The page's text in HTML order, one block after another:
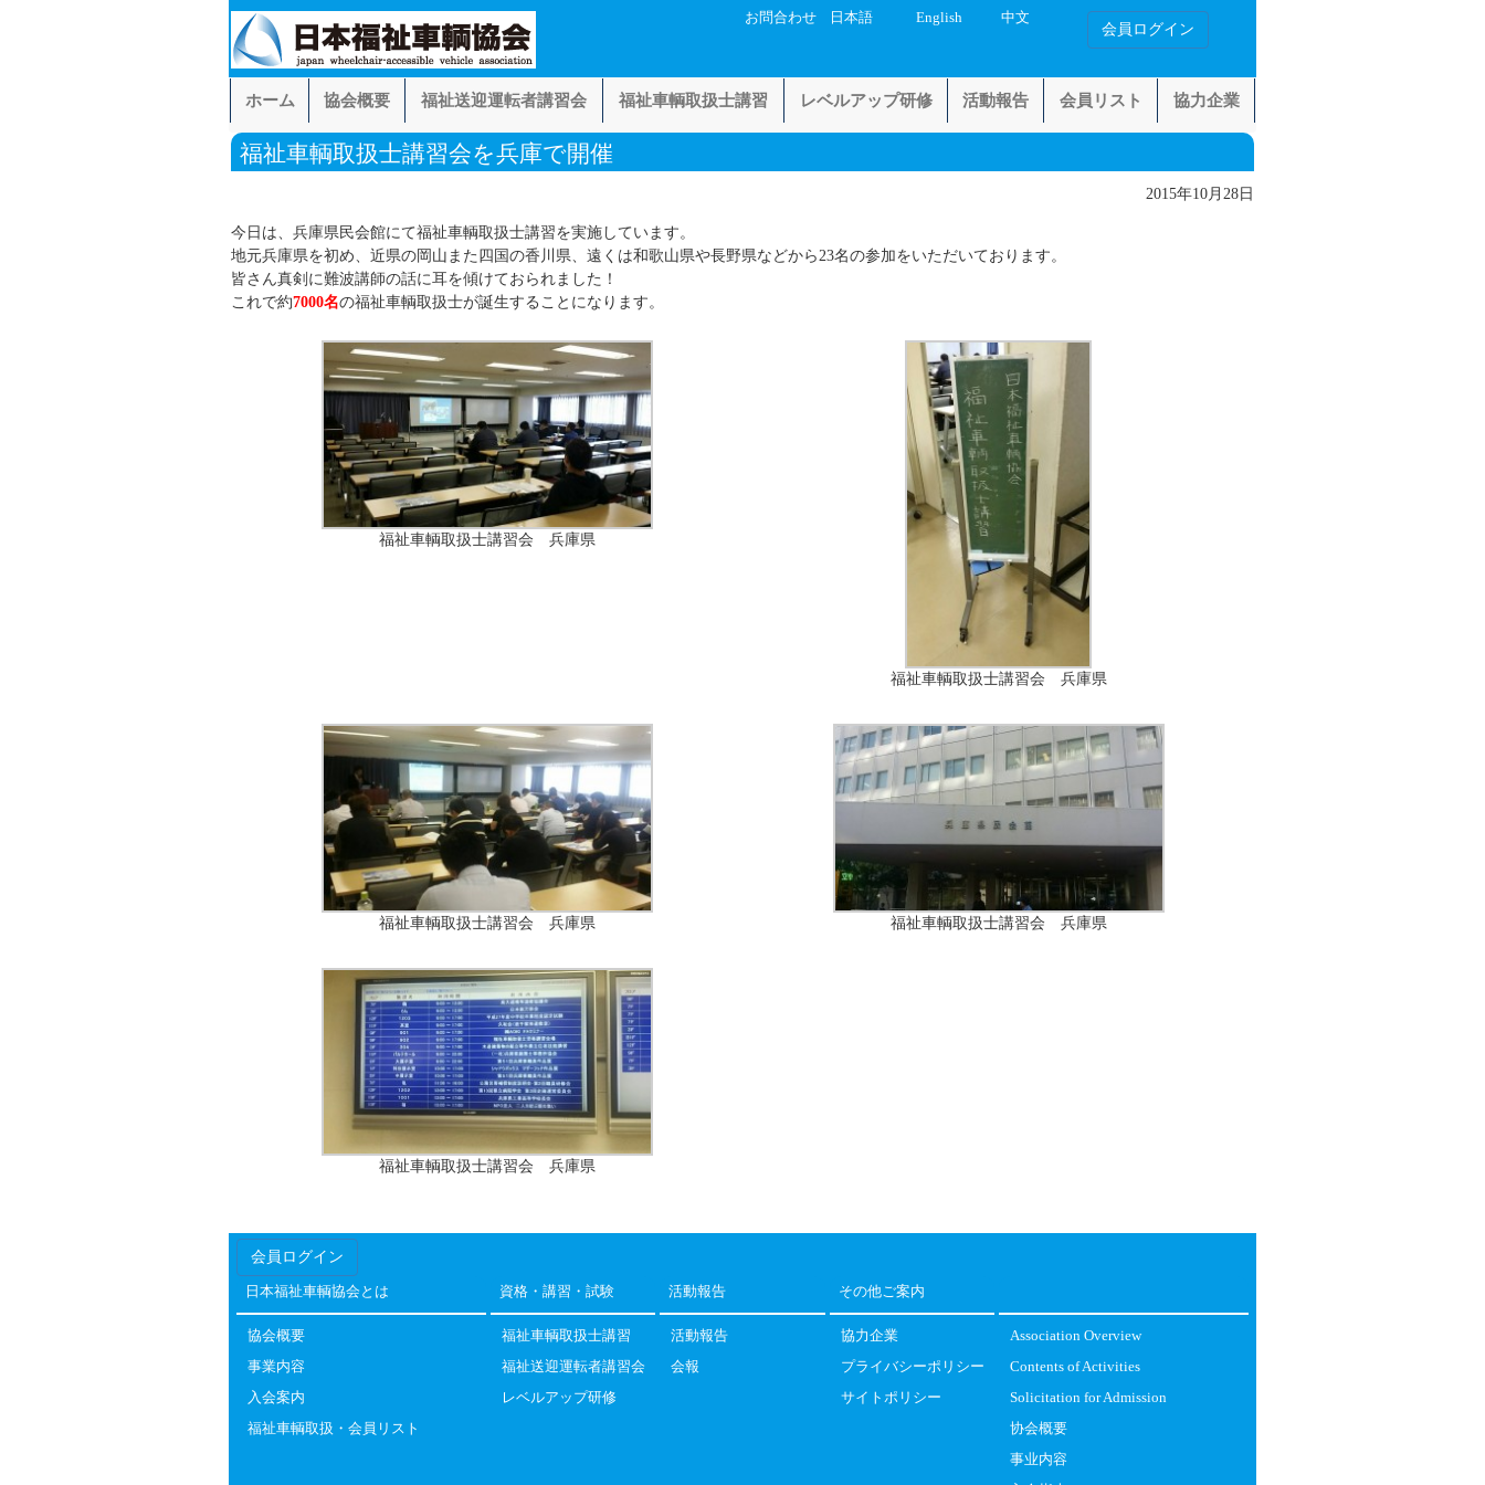
お問合わせ 日本語 English 中文
会員ログイン
ホーム 協会概要 福祉送迎運転者講習会 福祉車輌取扱士講習 レベルアップ研修 活動報告 会員リスト 協力企業
福祉車輌取扱士講習会を兵庫で開催
2015年10月28日
今日は、兵庫県民会館にて福祉車輌取扱士講習を実施しています。
地元兵庫県を初め、近県の岡山また四国の香川県、遠くは和歌山県や長野県などから23名の参加をいただいております。
皆さん真剣に難波講師の話に耳を傾けておられました！
これで約7000名の福祉車輌取扱士が誕生することになります。
福祉車輌取扱士講習会 兵庫県
福祉車輌取扱士講習会 兵庫県
福祉車輌取扱士講習会 兵庫県 福祉車輌取扱士講習会 兵庫県
福祉車輌取扱士講習会 兵庫県
会員ログイン
日本福祉車輌協会とは
協会概要
事業内容
入会案内
福祉車輌取扱・会員リスト
資格・講習・試験
福祉車輌取扱士講習
福祉送迎運転者講習会
レベルアップ研修
活動報告
活動報告
会報
その他ご案内
協力企業
プライバシーポリシー
サイトポリシー
Association Overview
Contents of Activities
Solicitation for Admission
协会概要
事业内容